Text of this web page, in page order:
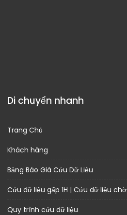
Di chuyển nhanh
Trang Chủ
Khách hàng
Bảng Báo Giá Cứu Dữ Liệu
Cứu dữ liệu gấp 1H | Cứu dữ liệu
Quy trình cứu dữ liệu